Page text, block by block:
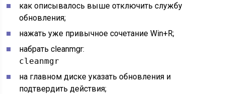
как описывалось выше отключить службу
обновления;
нажать уже привычное сочетание Win+R;
набрать cleanmgr:
cleanmgr
на главном диске указать обновления и
подтвердить действия;